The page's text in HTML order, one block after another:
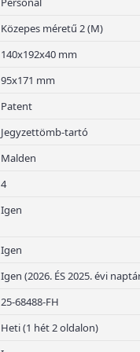
Közepes méretű 2 (M)
140x192x40 mm
95x171 mm
Patent
Jegyzettömb-tartó
Malden
4
Igen
Igen
Igen (2026. ÉS 2025. évi
25-68488-FH
Heti (1 hét 2 oldalon)